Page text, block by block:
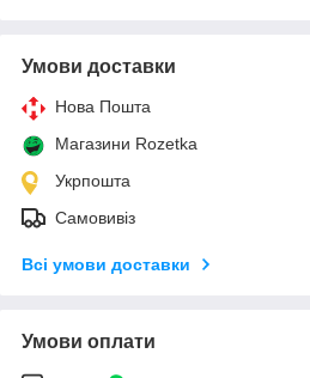
Умови доставки
Нова Пошта
Магазини Rozetka
Укрпошта
Самовивіз
Всі умови доставки
Умови оплати